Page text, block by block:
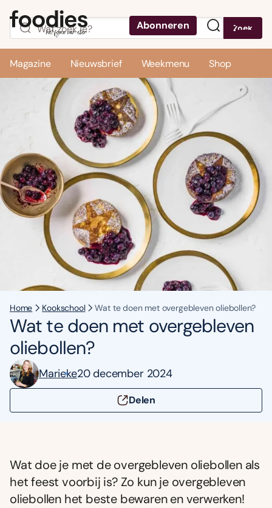
Abonneren Zoek
Magazine Nieuwsbrief Weekmenu Shop
Home Kookschool Wat te doen met overgebleven oliebollen?
Wat te doen met overgebleven
oliebollen?
Marieke20 december 2024
Delen
Wat doe je met de overgebleven oliebollen als
het feest voorbij is? Zo kun je overgebleven
oliebollen het beste bewaren en verwerken!